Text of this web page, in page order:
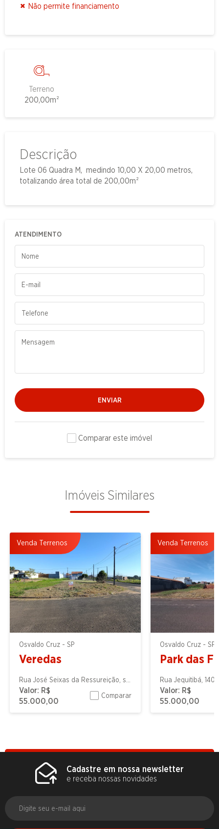
Não permite financiamento
Terreno
200,00m²
Descrição
Lote 06 Quadra M, medindo 10,00 X 20,00 metros,
totalizando área total de 200,00m²
ATENDIMENTO
ENVIAR
Comparar este imóvel
Imóveis Similares
Venda Terrenos
Osvaldo Cruz - SP
Veredas
Valor: R$
55.000,00
Comparar
Venda Terrenos
Osvaldo Cruz - SP
Park das
Rua Jequitibá, 140
Valor: R$
55.000,00
Cadastre em nossa newsletter
e receba nossas novidades